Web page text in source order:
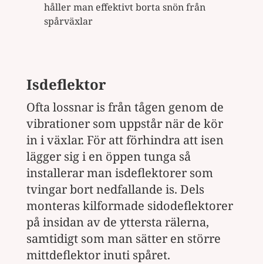
håller man effektivt borta snön från
spårväxlar
Isdeflektor
Ofta lossnar is från tågen genom de
vibrationer som uppstår när de kör
in i växlar. För att förhindra att isen
lägger sig i en öppen tunga så
installerar man isdeflektorer som
tvingar bort nedfallande is. Dels
monteras kilformade sidodeflektorer
på insidan av de yttersta rälerna,
samtidigt som man sätter en större
mittdeflektor inuti spåret.